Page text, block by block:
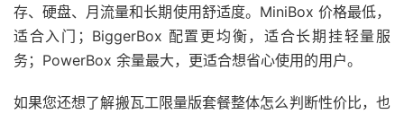
存、硬盘、月流量和长期使用舒适度。MiniBox 价格最低，
适合入门；BiggerBox 配置更均衡，适合长期挂轻量服
务；PowerBox 余量最大，更适合想省心使用的用户。
如果您还想了解搬瓦工限量版套餐整体怎么判断性价比，也